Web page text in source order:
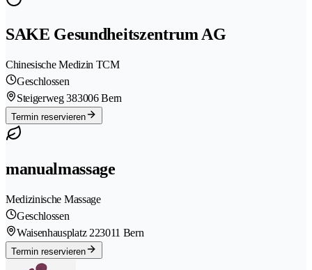
SAKE Gesundheitszentrum AG
Chinesische Medizin TCM
Geschlossen
Steigerweg 383006 Bern
Termin reservieren
manualmassage
Medizinische Massage
Geschlossen
Waisenhausplatz 223011 Bern
Termin reservieren